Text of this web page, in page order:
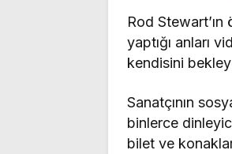
Rod
yaptığı anları
kendisini
Sanatçının
binlerce
bilet ve